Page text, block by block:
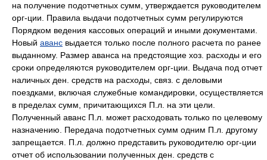
на получение подотчетных сумм, утверждается руководителем
орг-ции. Правила выдачи подотчетных сумм регулируются
Порядком ведения кассовых операций и иными документами.
Новый аванс выдается только после полного расчета по ранее
выданному. Размер аванса на предстоящие хоз. расходы и его
сроки определяются руководителем орг-ции. Выдача под отчет
наличных ден. средств на расходы, связ. с деловыми
поездками, включая служебные командировки, осуществляется
в пределах сумм, причитающихся П.л. на эти цели.
Полученный аванс П.л. может расходовать только по целевому
назначению. Передача подотчетных сумм одним П.л. другому
запрещается. П.л. должно представить руководителю орг-ции
отчет об использовании полученных ден. средств с